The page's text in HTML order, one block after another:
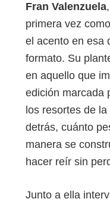
Fran Valenzuela
primera vez
el acento en esa
formato. Su
en aquello que
edición marcada
los resortes de
detrás, cuánto
manera se
hacer reír sin
Junto a ella